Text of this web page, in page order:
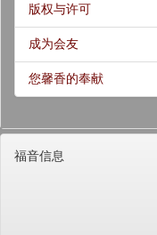
版权与许可
成为会友
您馨香的奉献
福音信息